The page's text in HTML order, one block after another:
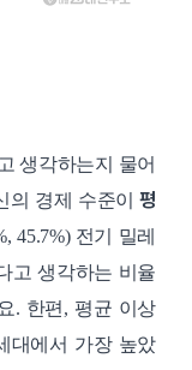
생각하는지 물어
의 경제 수준이평
45.7%) 전기 밀레
고 생각하는 비율
. 한편, 평균 이상
대에서 가장 높았